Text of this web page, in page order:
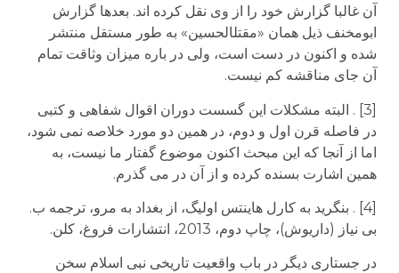
آن غالبا گزارش خود را از وی نقل کرده اند. بعدها گزارش
ابومخنف ذیل همان «مقتل­الحسین» به طور مستقل منتشر
شده و اکنون در دست است، ولی در باره میزان وثاقت تمام
آن جای مناقشه کم نیست.
[3] . البته مشکلات این گسست دوران اقوال شفاهی و کتبی
در فاصله قرن اول و دوم، در همین دو مورد خلاصه نمی شود،
اما از آنجا که این مبحث اکنون موضوع گفتار ما نیست، به
همین اشارت بسنده کرده و از آن در می گذرم.
[4] . بنگرید به کارل هاینتس اولیگ، از بغداد به مرو، ترجمه ب.
بی نیاز (داریوش)، چاپ دوم، 2013، انتشارات فروغ، کلن.
در جستاری دیگر در باب واقعیت تاریخی نبی اسلام سخن